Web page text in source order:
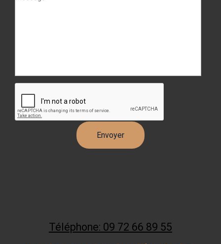
Téléphone: 09 72 66 89 55